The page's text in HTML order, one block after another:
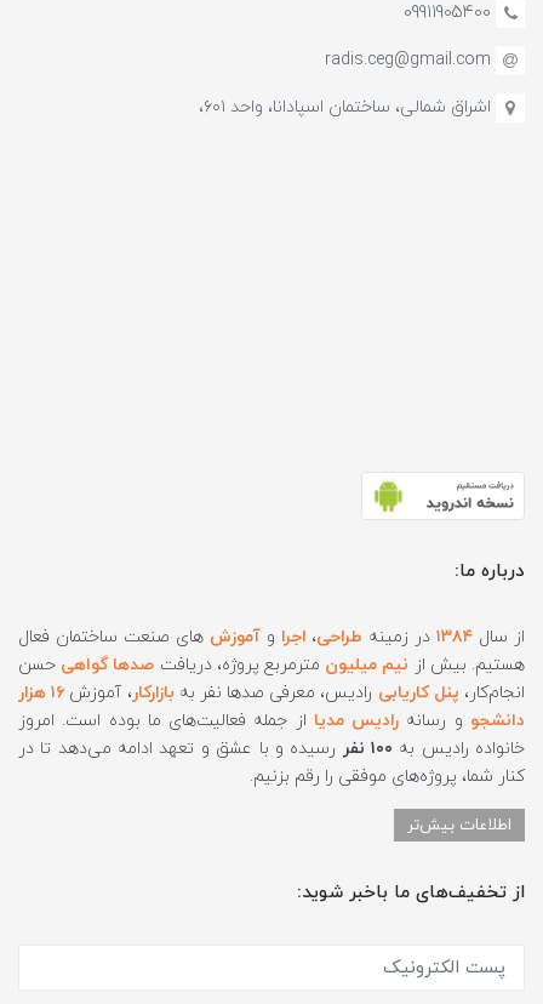
09911905400
radis.ceg@gmail.com
اشراق شمالی، ساختمان اسپادانا، واحد ۶۰۱،
درباره ما:
از سال ۱۳۸۴ در زمینه طراحی، اجرا وآموزشهای صنعت ساختمان فعال
هستیم. بیش از نیم میلیون مترمربع پروژه، دریافت صدها گواهی حسن
انجام‌کار، پنل کاریابی رادیس، معرفی صدها نفر به بازارکار، آموزش
۱۶ هزار
دانشجو و رسانه رادیس مدیا از جمله فعالیت‌های ما بوده است. امروز
خانواده رادیس به ۱۰۰ نفر
رسیده و با عشق و تعهد ادامه می‌دهد تا در
کنار شما، پروژه‌های موفقی را رقم بزنیم.
اطلاعات بیش‌تر
از تخفیف‌های ما باخبر شوید: